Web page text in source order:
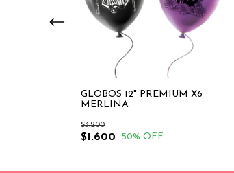
GLOBOS 12" PREMIUM X6
MERLINA
$1.600
$3.200
50% OFF